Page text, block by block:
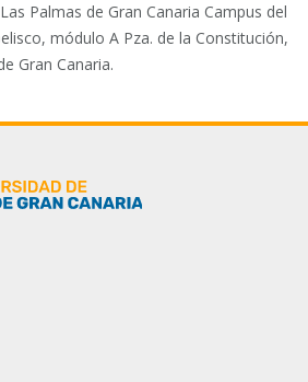
Palmas de Gran Canaria Campus del
módulo A Pza. de la Constitución,
Gran Canaria.